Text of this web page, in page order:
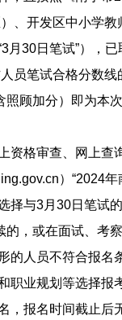
、开发区中小学
月30日笔试”），
员笔试合格分数
顾加分）即为本
格审查、网上查
）“2024
与3月30日笔试
，或在面试、考
人员不符合报名
业规划等选择报
，报名时间截止